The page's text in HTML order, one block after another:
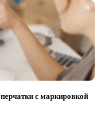
с маркировкой